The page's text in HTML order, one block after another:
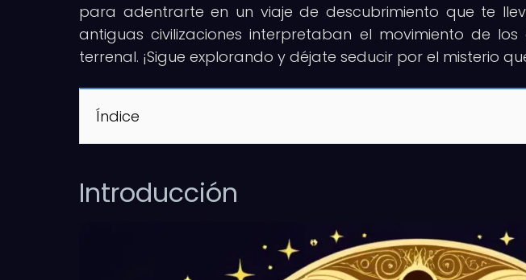
para adentrarte en un viaje de descubrimiento que te
antiguas civilizaciones interpretaban el movimiento de
terrenal. ¡Sigue explorando y déjate seducir por el misterio
Índice
Introducción